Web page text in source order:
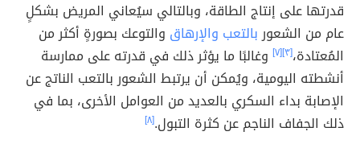
قدرتها على إنتاج الطاقة، وبالتالي سيُعاني المريض بشكلٍ
عام من الشعوربالتعب والإرهاق والتوعك بصورةٍ أكثر من
المُعتادة،[٣] [٧]
وغالبًا ما يؤثر ذلك في قدرته على ممارسة
أنشطته اليومية، ويُمكن أن يرتبط الشعور بالتعب الناتج عن
الإصابة بداء السكري بالعديد من العوامل الأخرى، بما في
ذلك الجفاف الناجم عن كثرة التبول.[٨]